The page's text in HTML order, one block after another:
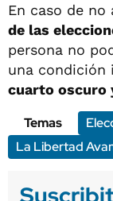
En caso de no
de las
persona no
una condición
cuarto oscuro
Temas
La Libertad